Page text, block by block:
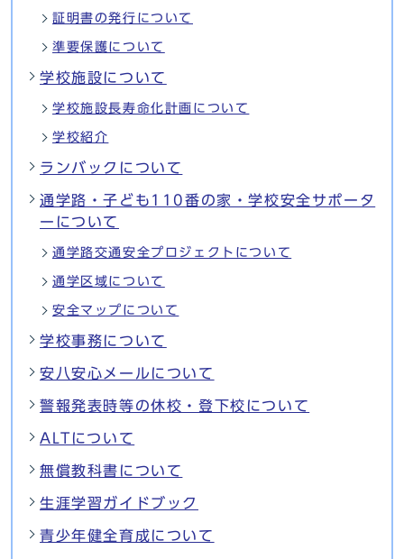
証明書の発行について
準要保護について
学校施設について
学校施設長寿命化計画について
学校紹介
ランバックについて
通学路・子ども110番の家・学校安全サポータ
ーについて
通学路交通安全プロジェクトについて
通学区域について
安全マップについて
学校事務について
安八安心メールについて
警報発表時等の休校・登下校について
ALTについて
無償教科書について
生涯学習ガイドブック
青少年健全育成について